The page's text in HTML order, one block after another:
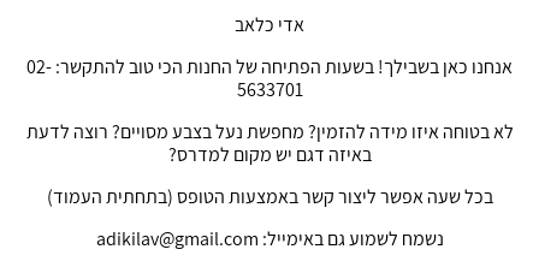
אדי כלאב
אנחנו כאן בשבילך! בשעות הפתיחה של החנות הכי טוב להתקשר: 02-
5633701
לא בטוחה איזו מידה להזמין? מחפשת נעל בצבע מסויים? רוצה לדעת
באיזה דגם יש מקום למדרס?
בכל שעה אפשר ליצור קשר באמצעות הטופס (בתחתית העמוד)
נשמח לשמוע גם באימייל:
adikilav@gmail.com